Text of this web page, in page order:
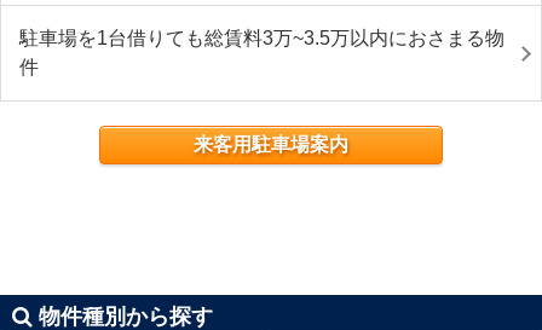
駐車場を1台借りても総賃料3万~3.5万以内におさまる物
件
来客用駐車場案内
物件種別から探す